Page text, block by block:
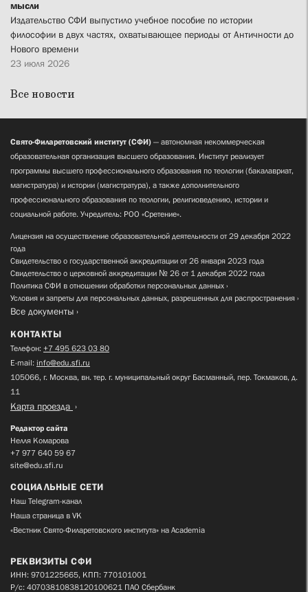
мысли
Издательство СФИ выпустило учебное пособие по истории
философии в двух частях, охватывающее периоды от Античности до
Нового времени
23 июля 2026
Все новости
Свято-Филаретовский институт (СФИ) — автономная некоммерческая
образовательная организация высшего образования. Институт реализует
программы высшего профессионального образования по теологии (бакалавриат,
магистратура) и истории (магистратура), а также дополнительного
профессионального образования по теологии, религиоведению, истории и
социальной работе. Учредитель: РОО «Сретение».
Лицензия на осуществление образовательной деятельности от 29 декабря 2022
года
Свидетельство о государственной аккредитации от 26 января 2023 года
Свидетельство о церковной аккредитации № 26 от 1 декабря 2022 года
Политика СФИ в отношении обработки персональных данных
Условия и запреты для персональных данных, разрешенных для распространения
Все документы
КОНТАКТЫ
Телефон: +7 495 623 03 80
E-mail: info@edu.sfi.ru
105066, г. Москва, вн. тер. г. муниципальный округ Басманный, пер. Токмаков, д.
11
Карта проезда
Редактор сайта
Нелля Комарова
+7 977 640 59 67
site@edu.sfi.ru
СОЦИАЛЬНЫЕ СЕТИ
Наш Telegram-канал
Наша страница в VK
«Вестник Свято-Филаретовского института» на Academia
РЕКВИЗИТЫ СФИ
ИНН: 9701225665, КПП: 770101001
Р/с: 40703810838120100621 ПАО Сбербанк